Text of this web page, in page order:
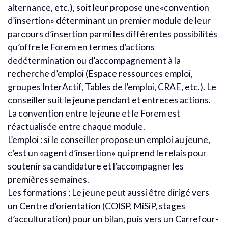
alternance, etc.), soit leur propose une«convention
d’insertion» déterminant un premier module de leur
parcours d’insertion parmi les différentes possibilités
qu’offre le Forem en termes d’actions
dedétermination ou d’accompagnement à la
recherche d’emploi (Espace ressources emploi,
groupes InterActif, Tables de l’emploi, CRAE, etc.). Le
conseiller suit le jeune pendant et entreces actions.
La convention entre le jeune et le Forem est
réactualisée entre chaque module.
L’emploi : si le conseiller propose un emploi au jeune,
c’est un «agent d’insertion» qui prend le relais pour
soutenir sa candidature et l’accompagner les
premières semaines.
Les formations : Le jeune peut aussi être dirigé vers
un Centre d’orientation (COISP, MiSiP, stages
d’acculturation) pour un bilan, puis vers un Carrefour-